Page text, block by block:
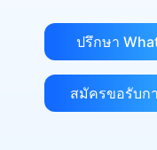
ปรึกษา
สมัครขอรับก